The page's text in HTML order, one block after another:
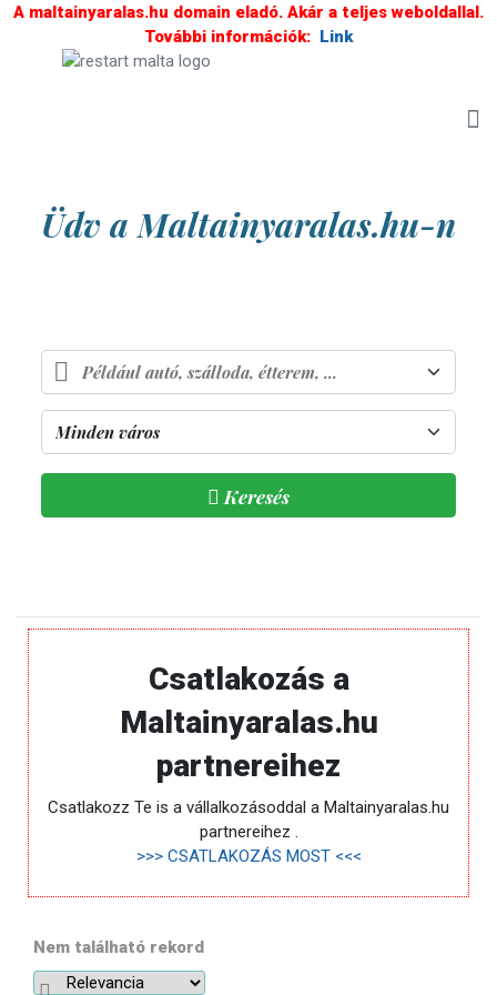
A maltainyaralas.hu domain eladó. Akár a teljes weboldallal.
További információk: Link
Üdv a Maltainyaralas.hu-n
Keresés
Csatlakozás a
Maltainyaralas.hu
partnereihez
Csatlakozz Te is a vállalkozásoddal a Maltainyaralas.hu
partnereihez .
>>> CSATLAKOZÁS MOST <<<
Nem található rekord